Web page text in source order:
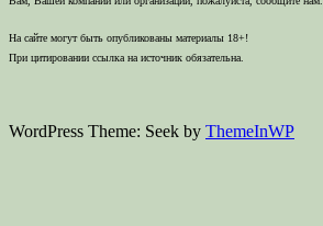
На сайте могут быть опубликованы материалы 18+!
При цитировании ссылка на источник обязательна.
WordPress Theme: Seek by ThemeInWP